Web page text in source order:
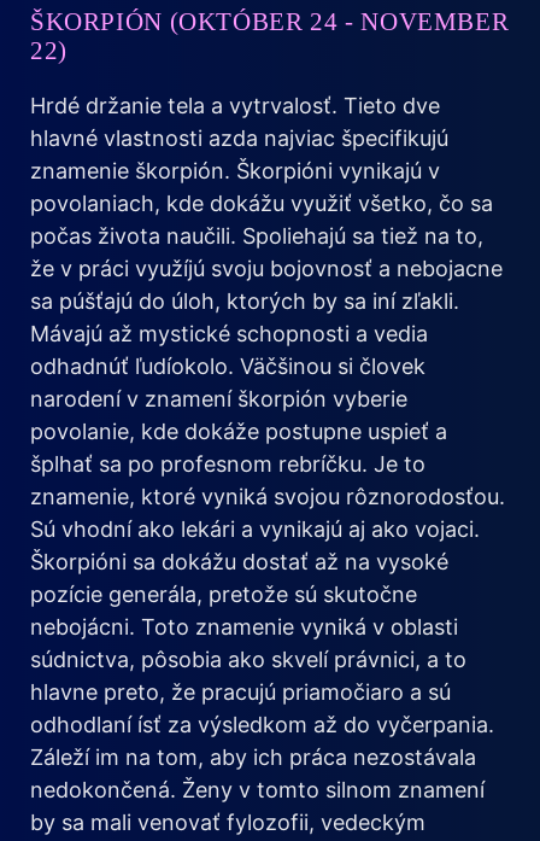
ŠKORPIÓN (OKTÓBER 24 - NOVEMBER
22)
Hrdé držanie tela a vytrvalosť. Tieto dve
hlavné vlastnosti azda najviac špecifikujú
znamenie škorpión. Škorpióni vynikajú v
povolaniach, kde dokážu využiť všetko, čo sa
počas života naučili. Spoliehajú sa tiež na to,
že v práci využíjú svoju bojovnosť a nebojacne
sa púšťajú do úloh, ktorých by sa iní zľakli.
Mávajú až mystické schopnosti a vedia
odhadnúť ľudíokolo. Väčšinou si človek
narodení v znamení škorpión vyberie
povolanie, kde dokáže postupne uspieť a
šplhať sa po profesnom rebríčku. Je to
znamenie, ktoré vyniká svojou rôznorodosťou.
Sú vhodní ako lekári a vynikajú aj ako vojaci.
Škorpióni sa dokážu dostať až na vysoké
pozície generála, pretože sú skutočne
nebojácni. Toto znamenie vyniká v oblasti
súdnictva, pôsobia ako skvelí právnici, a to
hlavne preto, že pracujú priamočiaro a sú
odhodlaní ísť za výsledkom až do vyčerpania.
Záleží im na tom, aby ich práca nezostávala
nedokončená. Ženy v tomto silnom znamení
by sa mali venovať fylozofii, vedeckým